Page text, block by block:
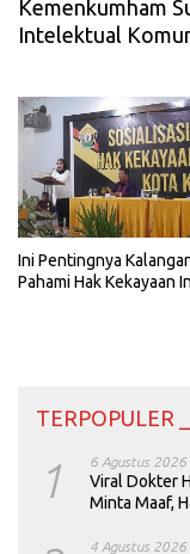
Kemenkumham
Intelektual
Ini Pentingnya
Pahami Hak Kekayaan
TERPOPULER
1 6 Agustus 2026
Viral Dokter
Minta Maaf,
4 Agustus 2026